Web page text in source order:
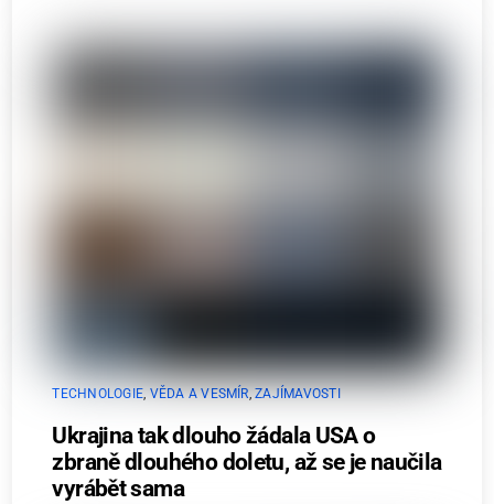
TECHNOLOGIE, VĚDA A VESMÍR,ZAJÍMAVOSTI
Ukrajina tak dlouho žádala USA o
zbraně dlouhého doletu, až se je naučila
vyrábět sama